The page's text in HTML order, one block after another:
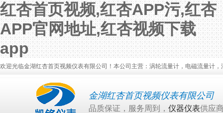
红杏首页视频,红杏APP污,红杏
APP官网地址,红杏视频下载
app
欢迎光临金湖红杏首页视频仪表有限公司！本公司主营：涡轮流量计，电磁流量计，
金湖红杏首页视频仪表有限公司
品质保证，服务周到， 仪器仪表供应